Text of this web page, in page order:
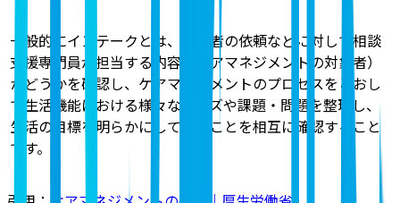
一般的にインテークとは、利用者の依頼などに対して相談
支援専門員が担当する内容（ケアマネジメントの対象者）
かどうかを確認し、ケアマネジメントのプロセスをとおし
て生活機能における様々なニーズや課題・問題を整理し、
生活の目標を明らかにしていくことを相互に確認すること
です。